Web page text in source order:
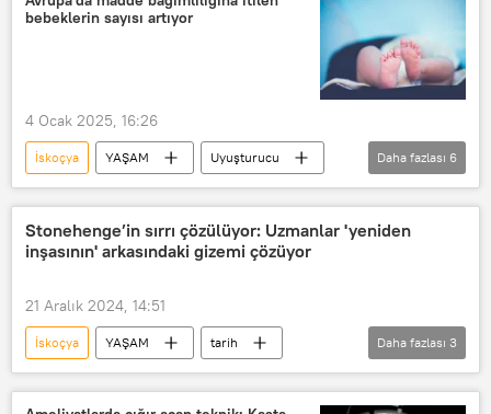
Kadıköy
TRT 1
bebeklerin sayısı artıyor
4 Ocak 2025, 16:26
İskoçya YAŞAM
Uyuşturucu
Bağımlılık
Neonatal Abstinens Sendromu (NAS)
madde bağımlılığı
hamile kadın
Daha fazlası 6
Stonehenge’in sırrı çözülüyor: Uzmanlar 'yeniden
inşasının' arkasındaki gizemi çözüyor
21 Aralık 2024, 14:51
İskoçya YAŞAM
tarih
Britanya
Stonehenge
Araştırma
Daha fazlası 3